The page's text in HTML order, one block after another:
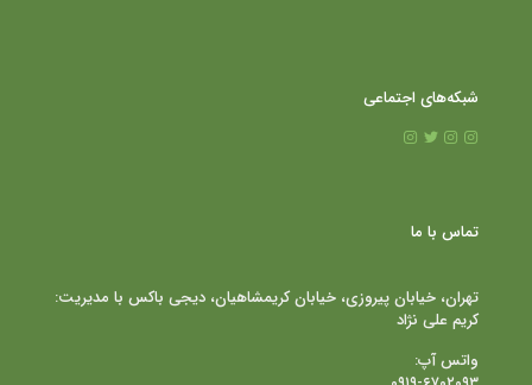
شبکه‌های اجتماعی
تماس با ما
تهران، خیابان پیروزی، خیابان کریمشاهیان، دیجی باکس با مدیریت:
کریم علی نژاد
واتس آپ: